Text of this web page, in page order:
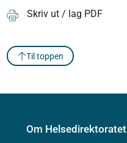
Skriv ut / lag PDF
Til toppen
Om Helsedirektoratet